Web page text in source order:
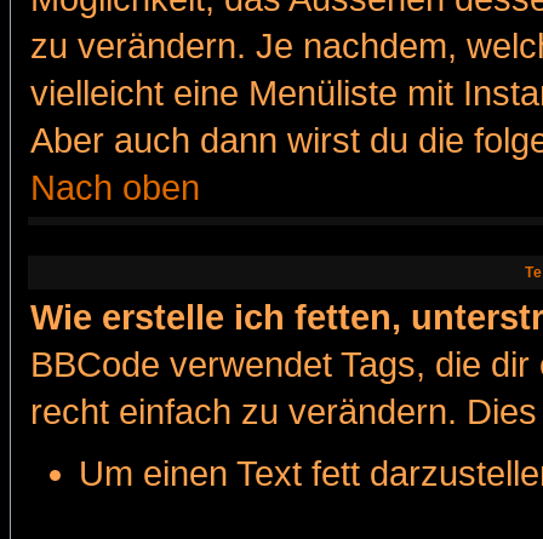
zu verändern. Je nachdem,
vielleicht eine Menüliste mit
Aber auch dann wirst du die
Nach oben
Wie erstelle ich fetten,
BBCode verwendet Tags, die
recht einfach zu verändern.
Um einen Text fett